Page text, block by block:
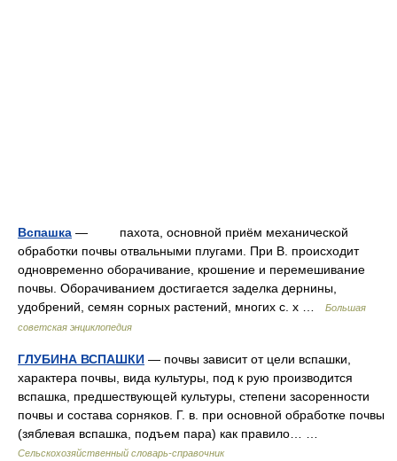
Вспашка — пахота, основной приём механической
обработки почвы отвальными плугами. При В. происходит
одновременно оборачивание, крошение и перемешивание
почвы. Оборачиванием достигается заделка дернины,
удобрений, семян сорных растений, многих с. х …
Большая
советская энциклопедия
ГЛУБИНА ВСПАШКИ — почвы зависит от цели вспашки,
характера почвы, вида культуры, под к рую производится
вспашка, предшествующей культуры, степени засоренности
почвы и состава сорняков. Г. в. при основной обработке почвы
(зяблевая вспашка, подъем пара) как правило… …
Сельскохозяйственный словарь-справочник